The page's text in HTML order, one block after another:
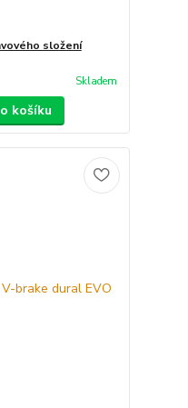
složení
Skladem
košíku